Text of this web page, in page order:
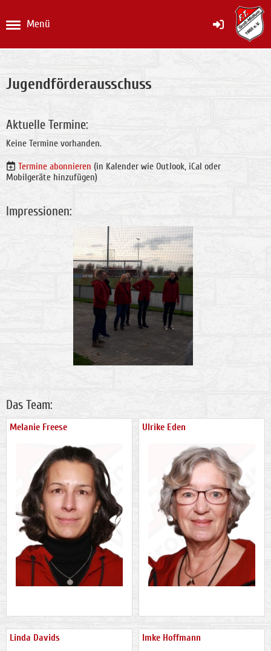
Menü
Jugendförderausschuss
Aktuelle Termine:
Keine Termine vorhanden.
Termine abonnieren (in Kalender wie Outlook, iCal oder
Mobilgeräte hinzufügen)
Impressionen:
Das Team:
Melanie Freese Ulrike Eden
Linda Davids Imke Hoffmann